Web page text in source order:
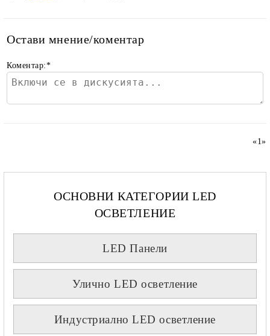
Остави мнение/коментар
Коментар:*
«1»
ОСНОВНИ КАТЕГОРИИ LED
ОСВЕТЛЕНИЕ
LED Панели
Улично LED осветление
Индустриално LED осветление